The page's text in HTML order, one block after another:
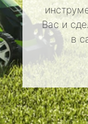
Вас и
в